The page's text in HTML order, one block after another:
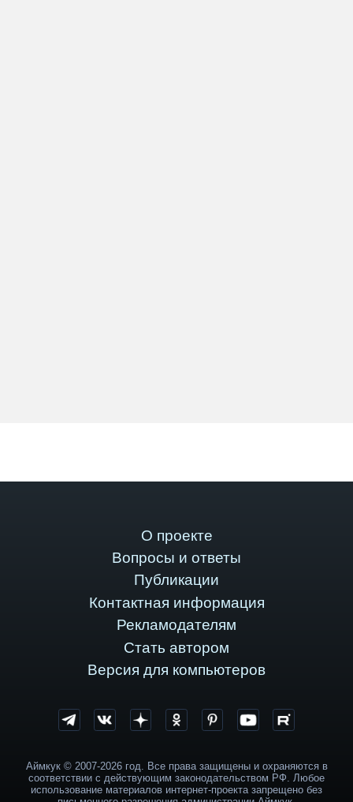
О проекте
Вопросы и ответы
Публикации
Контактная информация
Рекламодателям
Стать автором
Версия для компьютеров
Аймкук © 2007-2026 год. Все права защищены и охраняются в
соответствии с действующим законодательством РФ. Любое
использование материалов интернет-проекта запрещено без